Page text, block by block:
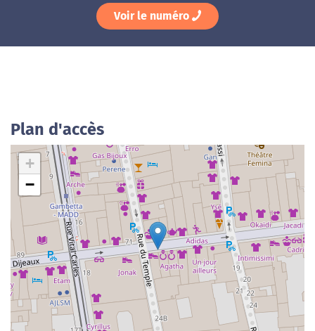
Voir le numéro
Plan d'accès
+
−